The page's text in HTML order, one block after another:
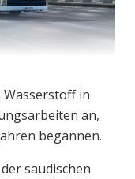
Wasserstoff in
an,
begannen.
saudischen